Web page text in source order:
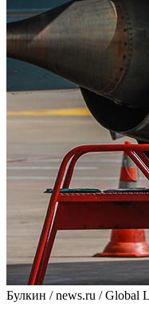
Булкин / news.ru / Global